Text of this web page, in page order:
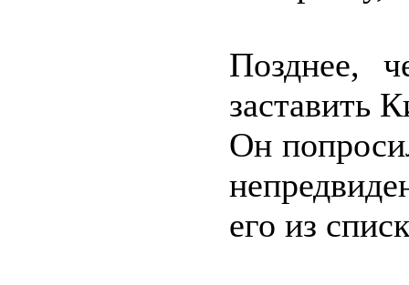
Позднее,
заставить
Он
его из